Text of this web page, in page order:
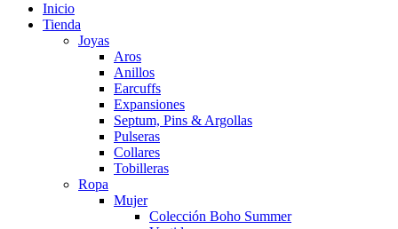
Inicio
Tienda
Joyas
Aros
Anillos
Earcuffs
Expansiones
Septum, Pins & Argollas
Pulseras
Collares
Tobilleras
Ropa
Mujer
Colección Boho Summer